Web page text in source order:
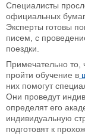
Специалисты
официальных
Эксперты готовы
писем, с
поездки.
Примечательно то,
пройти обучение в
них помогут
Они проведут
определят его
индивидуальную
подготовят к